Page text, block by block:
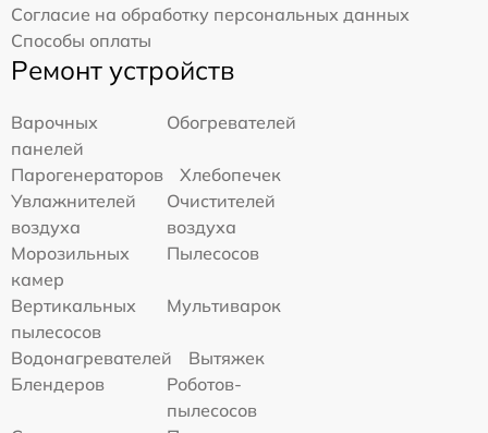
Согласие на обработку персональных данных
Способы оплаты
Ремонт устройств
Варочных
панелей
Обогревателей
Парогенераторов
Хлебопечек
Увлажнителей
воздуха
Очистителей
воздуха
Морозильных
камер
Пылесосов
Вертикальных
пылесосов
Мультиварок
Водонагревателей
Вытяжек
Блендеров
Роботов-
пылесосов